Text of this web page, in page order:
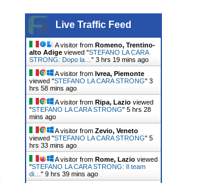
Live Traffic Feed
A visitor from Romeno, Trentino-
alto Adige viewed "STEFANO LA CARA
STRONG: Dopo la… " 3 hrs 19 mins ago
A visitor from Ivrea, Piemonte
viewed "STEFANO LA CARA STRONG" 3
hrs 58 mins ago
A visitor from Ripa, Lazio viewed
"STEFANO LA CARA STRONG" 5 hrs 28
mins ago
A visitor from Zevio, Veneto
viewed "STEFANO LA CARA STRONG" 5
hrs 33 mins ago
A visitor from Rome, Lazio viewed
"STEFANO LA CARA STRONG: Il team
di… " 9 hrs 39 mins ago